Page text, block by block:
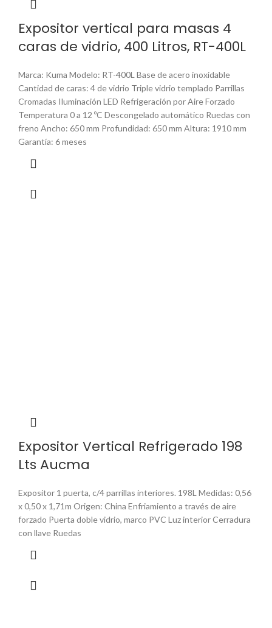
Expositor vertical para masas 4
caras de vidrio, 400 Litros, RT-400L
Marca: Kuma Modelo: RT-400L Base de acero inoxidable
Cantidad de caras: 4 de vidrio Triple vidrio templado Parrillas
Cromadas Iluminación LED Refrigeración por Aire Forzado
Temperatura 0 a 12 ºC Descongelado automático Ruedas con
freno Ancho: 650 mm Profundidad: 650 mm Altura: 1910 mm
Garantía: 6 meses
Expositor Vertical Refrigerado 198
Lts Aucma
Expositor 1 puerta, c/4 parrillas interiores. 198L Medidas: 0,56
x 0,50 x 1,71m Origen: China Enfriamiento a través de aire
forzado Puerta doble vidrio, marco PVC Luz interior Cerradura
con llave Ruedas